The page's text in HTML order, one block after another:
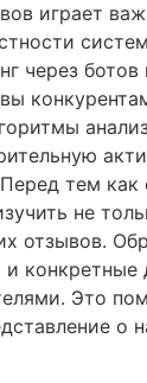
играет
через ботов
тем как
не
отзывов.
и конкретные
Это
о